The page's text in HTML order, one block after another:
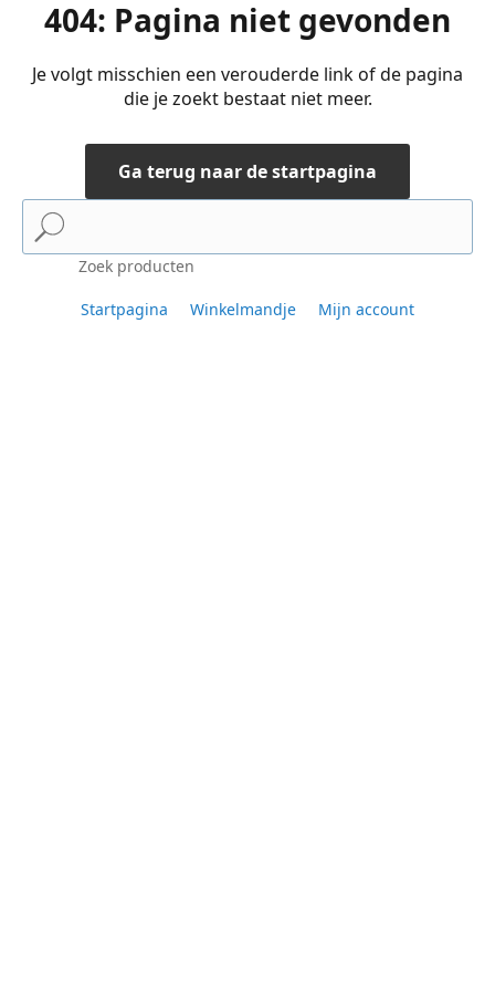
404: Pagina niet gevonden
Je volgt misschien een verouderde link of de pagina
die je zoekt bestaat niet meer.
Ga terug naar de startpagina
Zoek producten
Startpagina Winkelmandje Mijn account